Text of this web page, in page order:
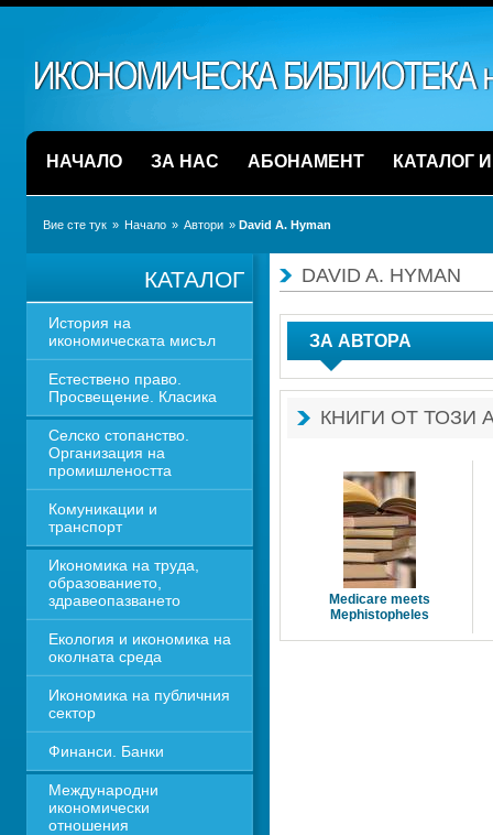
НАЧАЛО ЗА НАС АБОНАМЕНТ КАТАЛОГ
Вие сте тук » Начало » Автори » David A. Hyman
КАТАЛОГ
История на
икономическата мисъл
Естествено право.
Просвещение. Класика
Селско стопанство.
Организация на
промишлеността
Комуникации и
транспорт
Икономика на труда,
образованието,
здравеопазването
Екология и икономика на
околната среда
Икономика на публичния
сектор
Финанси. Банки
Международни
икономически
отношения
DAVID A. HYMAN
ЗА АВТОРА
КНИГИ ОТ ТОЗИ
Medicare meets
Mephistopheles